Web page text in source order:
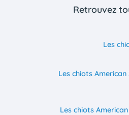
Retrouvez
Les
Les chiots
Les chiots